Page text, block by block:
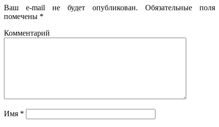
Ваш e-mail не будет опубликован. Обязательные поля
помечены *
Комментарий
Имя *